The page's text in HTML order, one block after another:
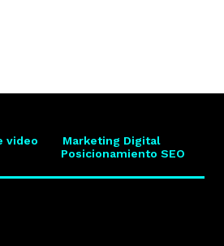
video
Marketing Digital
Posicionamiento SEO